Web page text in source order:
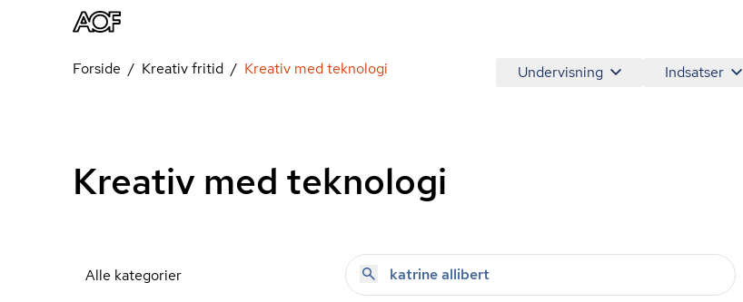
Undervisning Indsatser
Forside Kreativ fritid Kreativ med teknologi
Kreativ med teknologi
Alle kategorier